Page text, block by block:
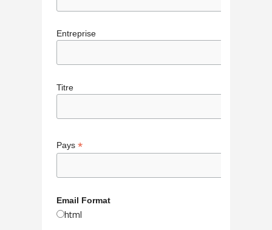
Entreprise
Titre
Pays *
Email Format
html